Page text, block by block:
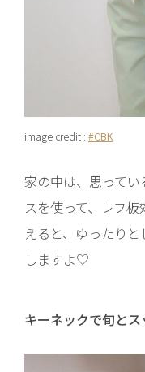
image credit : #CBK
家の中は、思って
スを使って、レフ
えると、ゆったり
しますよ♡
キーネックで旬と